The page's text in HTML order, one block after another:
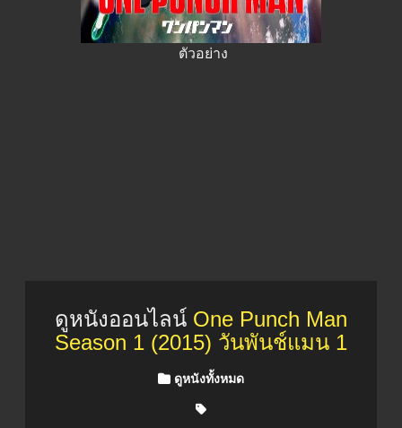
ตัวอย่าง
ดูหนังออนไลน์ One Punch Man
Season 1 (2015) วันพันช์แมน 1
Posted in
ดูหนังทั้งหมด